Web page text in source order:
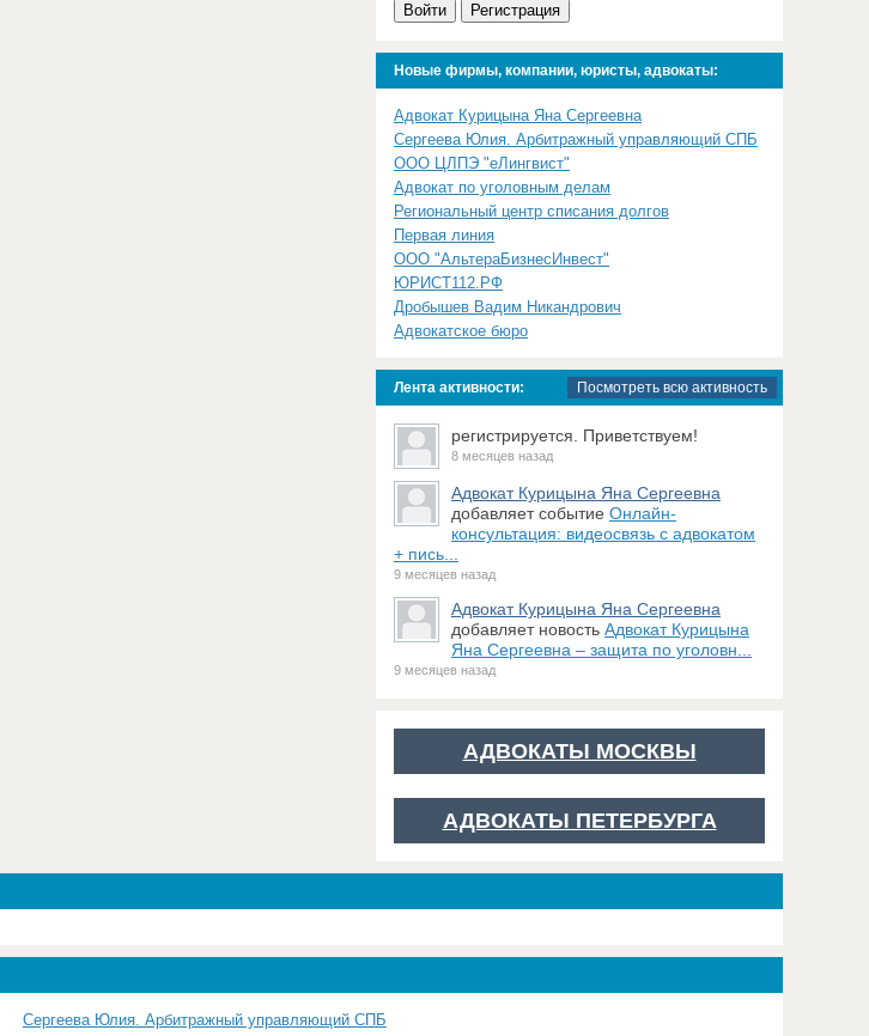
Войти Регистрация
Новые фирмы, компании, юристы, адвокаты:
Адвокат Курицына Яна Сергеевна
Сергеева Юлия. Арбитражный управляющий СПБ
ООО ЦЛПЭ "еЛингвист"
Адвокат по уголовным делам
Региональный центр списания долгов
Первая линия
ООО "АльтераБизнесИнвест"
ЮРИСТ112.РФ
Дробышев Вадим Никандрович
Адвокатское бюро
Лента активности: Посмотреть всю активность
регистрируется. Приветствуем!
8 месяцев назад
Адвокат Курицына Яна Сергеевна
добавляет событие Онлайн-
консультация: видеосвязь с адвокатом
+ пись...
9 месяцев назад
Адвокат Курицына Яна Сергеевна
добавляет новость Адвокат Курицына
Яна Сергеевна – защита по уголовн...
9 месяцев назад
АДВОКАТЫ МОСКВЫ
АДВОКАТЫ ПЕТЕРБУРГА
Сергеева Юлия. Арбитражный управляющий СПБ